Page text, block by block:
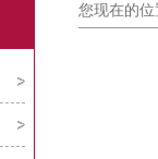
您现在的